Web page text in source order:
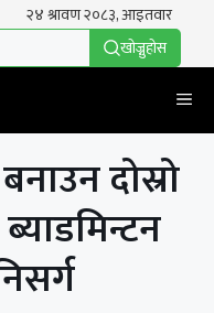
खाेज्नुहाेस
दोस्रो